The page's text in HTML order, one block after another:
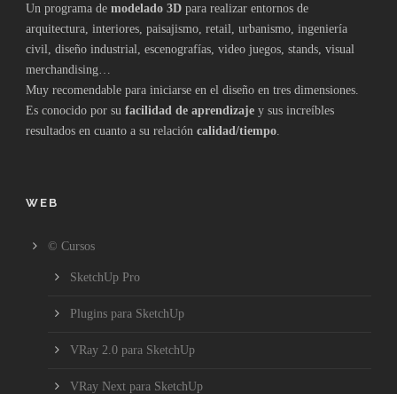
Un programa de modelado 3D para realizar entornos de
arquitectura, interiores, paisajismo, retail, urbanismo, ingeniería
civil, diseño industrial, escenografías, video juegos, stands, visual
merchandising…
Muy recomendable para iniciarse en el diseño en tres dimensiones.
Es conocido por su facilidad de aprendizaje y sus increíbles
resultados en cuanto a su relación calidad/tiempo
WEB
© Cursos
SketchUp Pro
Plugins para SketchUp
VRay 2.0 para SketchUp
VRay Next para SketchUp